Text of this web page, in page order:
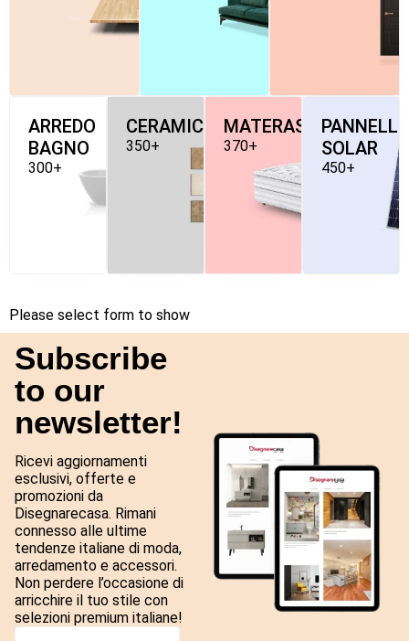
ARREDO
BAGNO
300+
CERAMICHE
350+
MATERASSI
370+
PANNELLI-
SOLAR
450+
Please select form to show
Subscribe
to our
newsletter!
Ricevi aggiornamenti
esclusivi, offerte e
promozioni da
Disegnarecasa. Rimani
connesso alle ultime
tendenze italiane di moda,
arredamento e accessori.
Non perdere l’occasione di
arricchire il tuo stile con
selezioni premium italiane!